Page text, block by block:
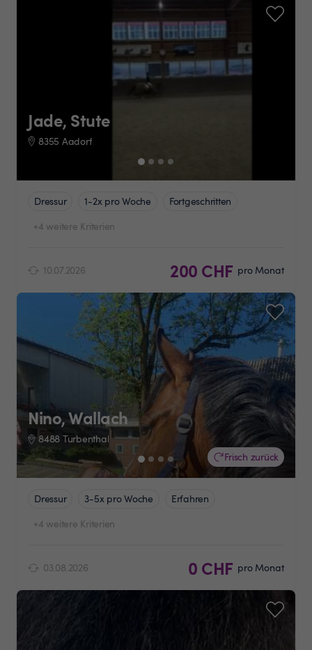
Jade, Stute
8355 Aadorf
Dressur 1-2x pro Woche
Fortgeschritten
+4 weitere Kriterien
10.07.2026 200 CHF pro Monat
Frisch zurück
Nino, Wallach
8488 Turbenthal
Dressur 3-5x pro Woche
Erfahren
+4 weitere Kriterien
03.08.2026 0 CHF pro Monat